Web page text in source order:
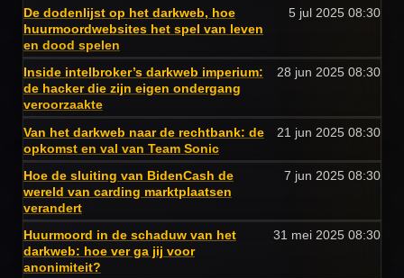
De dodenlijst op het darkweb, hoe
huurmoordwebsites het spel van leven
en dood spelen
5 jul 2025 08:30
Inside intelbroker’s darkweb imperium:
de hacker die zijn eigen ondergang
veroorzaakte
28 jun 2025 08:30
Van het darkweb naar de rechtbank: de
opkomst en val van Team Sonic
21 jun 2025 08:30
Hoe de sluiting van BidenCash de
wereld van carding marktplaatsen
verandert
7 jun 2025 08:30
Huurmoord in de schaduw van het
darkweb: hoe ver ga jij voor
anonimiteit?
31 mei 2025 08:30